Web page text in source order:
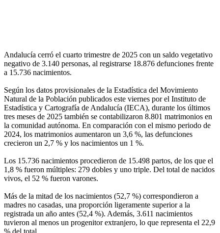
Andalucía cerró el cuarto trimestre de 2025 con un saldo vegetativo
negativo de 3.140 personas, al registrarse 18.876 defunciones frente
a 15.736 nacimientos.
Según los datos provisionales de la Estadística del Movimiento
Natural de la Población publicados este viernes por el Instituto de
Estadística y Cartografía de Andalucía (IECA), durante los últimos
tres meses de 2025 también se contabilizaron 8.801 matrimonios en
la comunidad autónoma. En comparación con el mismo periodo de
2024, los matrimonios aumentaron un 3,6 %, las defunciones
crecieron un 2,7 % y los nacimientos un 1 %.
Los 15.736 nacimientos procedieron de 15.498 partos, de los que el
1,8 % fueron múltiples: 279 dobles y uno triple. Del total de nacidos
vivos, el 52 % fueron varones.
Más de la mitad de los nacimientos (52,7 %) correspondieron a
madres no casadas, una proporción ligeramente superior a la
registrada un año antes (52,4 %). Además, 3.611 nacimientos
tuvieron al menos un progenitor extranjero, lo que representa el 22,9
% del total.